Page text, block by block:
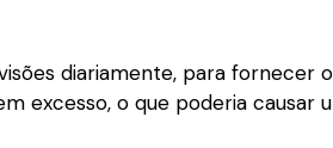
diariamente, para fornecer
excesso, o que poderia causar